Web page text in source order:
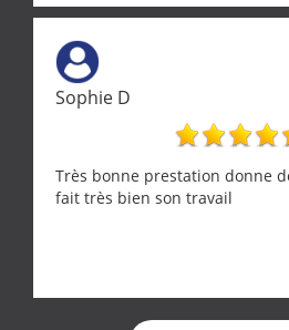
Sophie D
Très bonne prestation donne
fait très bien son travail